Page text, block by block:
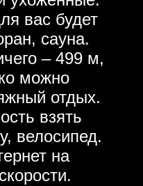
вас будет
сауна.
– 499 м,
можно
отдых.
взять
велосипед.
на